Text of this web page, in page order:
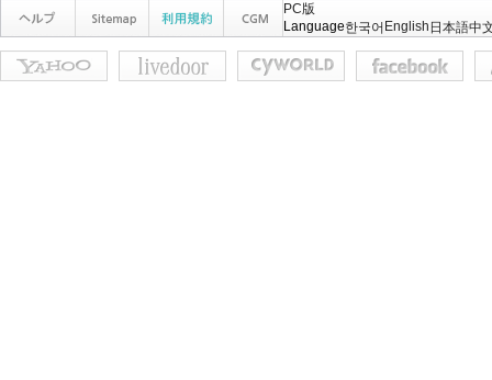
PC版
Language한국어 English 日本語中